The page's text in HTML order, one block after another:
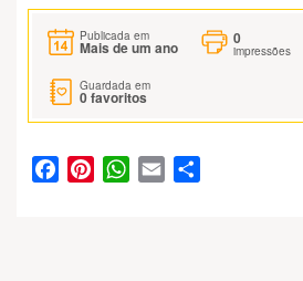
Publicada em
Mais de um ano
0
impressões
Guardada em
0favoritos
FacebookPinterestWhatsApp
Email